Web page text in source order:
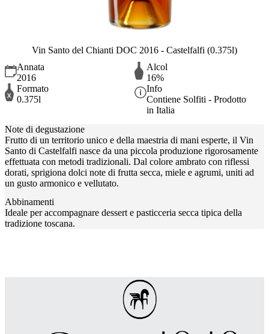
Vin Santo del Chianti DOC 2016 - Castelfalfi (0.375l)
Annata
2016
Alcol
16%
Formato
0.375l
Info
Contiene Solfiti - Prodotto
in Italia
Note di degustazione
Frutto di un territorio unico e della maestria di mani esperte, il Vin
Santo di Castelfalfi nasce da una piccola produzione rigorosamente
effettuata con metodi tradizionali. Dal colore ambrato con riflessi
dorati, sprigiona dolci note di frutta secca, miele e agrumi, uniti ad
un gusto armonico e vellutato.
Abbinamenti
Ideale per accompagnare dessert e pasticceria secca tipica della
tradizione toscana.